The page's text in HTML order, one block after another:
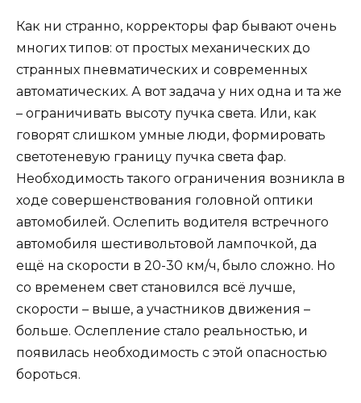
Как ни странно, корректоры фар бывают очень
многих типов: от простых механических до
странных пневматических и современных
автоматических. А вот задача у них одна и та же
– ограничивать высоту пучка света. Или, как
говорят слишком умные люди, формировать
светотеневую границу пучка света фар.
Необходимость такого ограничения возникла в
ходе совершенствования головной оптики
автомобилей. Ослепить водителя встречного
автомобиля шестивольтовой лампочкой, да
ещё на скорости в 20-30 км/ч, было сложно. Но
со временем свет становился всё лучше,
скорости – выше, а участников движения –
больше. Ослепление стало реальностью, и
появилась необходимость с этой опасностью
бороться.